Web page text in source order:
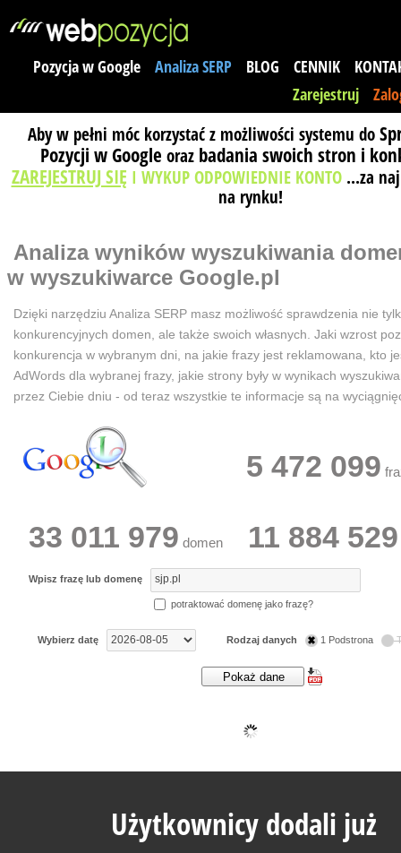
Pozycja w Google Analiza SERP BLOG CENNIK
Zarejestruj
Aby w pełni móc korzystać z możliwości systemu do
Pozycji w Google oraz badania swoich stron i
ZAREJESTRUJ SIĘ I WYKUP ODPOWIEDNIE KONTO ...za
na rynku!
Analiza wyników wyszukiwania
w wyszukiwarce Google.pl
Dzięki narzędziu Analiza SERP masz możliwość sprawdzenia nie
konkurencyjnych domen, ale także swoich własnych. Jaki wzrost
konkurencja w wybranym dni, na jakie frazy jest reklamowana, kto
AdWords dla wybranej frazy, jakie strony były w wynikach
przez Ciebie dniu - od teraz wszystkie te informacje są na
5 472 099
33 011 979 domen 11 884 529
Wpisz frazę lub domenę
potraktować domenę jako frazę?
Wybierz datę Rodzaj danych 1 Podstrona
Użytkownicy dodali już